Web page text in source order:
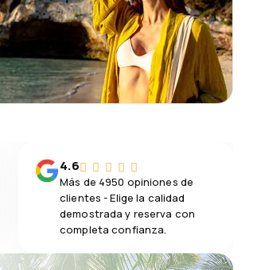
4.6
Más de 4950 opiniones de
clientes - Elige la calidad
demostrada y reserva con
completa confianza.